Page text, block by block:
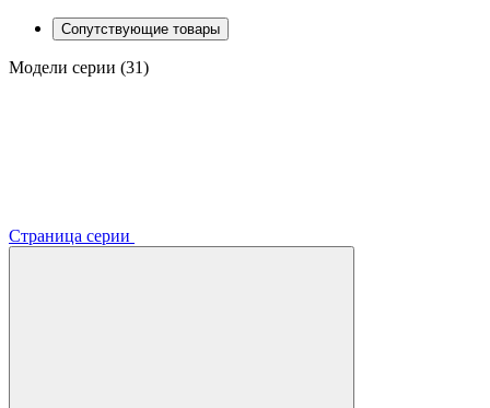
Сопутствующие товары
Модели серии (31)
Страница серии